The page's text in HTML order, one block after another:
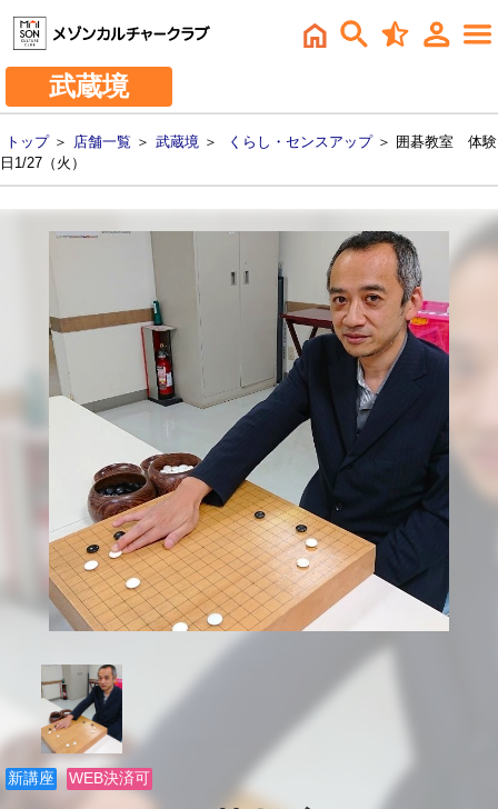
武蔵境
トップ＞ 店舗一覧 ＞ 武蔵境 ＞ くらし・センスアップ＞ 囲碁教室 体験
日1/27（火）
新講座 WEB決済可